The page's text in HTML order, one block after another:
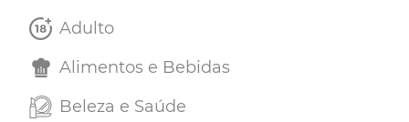
Adulto
Alimentos e Bebidas
Beleza e Saúde